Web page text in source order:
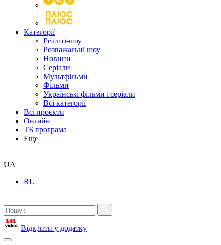
Категорії
Реаліті-шоу
Розважальні шоу
Новини
Серіали
Мультфільми
Фільми
Українські фільми і серіали
Всі категорії
Всі проєкти
Онлайн
ТБ програма
Еще
UA
RU
Відкрити у додатку